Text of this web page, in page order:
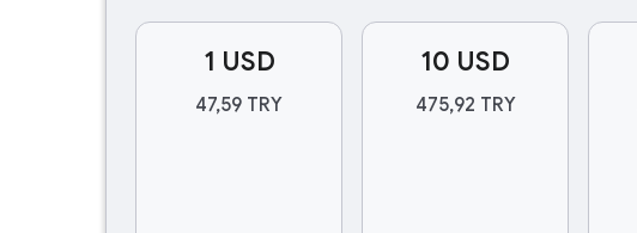
1 USD
47,59 TRY
10 USD
475,92 TRY